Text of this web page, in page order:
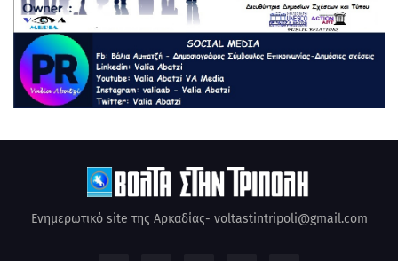
Ενημερωτικό site της Αρκαδίας- voltastintripoli@gmail.com